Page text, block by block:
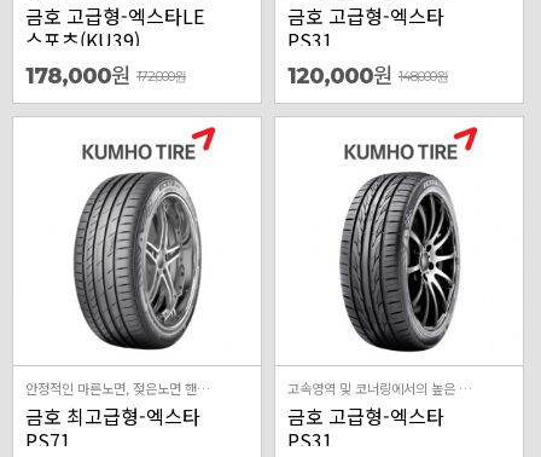
금호 고급형-엑스타LE
스포츠(KU39)
178,000원 172,000원
금호 고급형-엑스타
PS31
120,000원 148,000원
안정적인 마른노면, 젖은노면 핸들링과 고속주행 안전성향상
금호 최고급형-엑스타
PS71
고속영역 및 코너링에서의 높은 밸런스 성능,젖은 노면에서의 성능을 강화한 타이어
금호 고급형-엑스타
PS31